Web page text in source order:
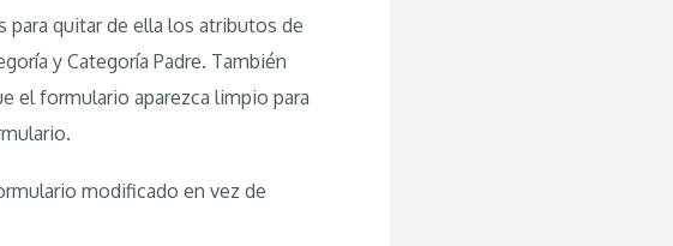
para quitar de ella los atributos de
y Categoría Padre. También
el formulario aparezca limpio para
modificado en vez de